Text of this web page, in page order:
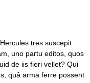
tres suscepit
uno partu editos, quos
de iis fieri vellet? Qui
quâ arma ferre possent